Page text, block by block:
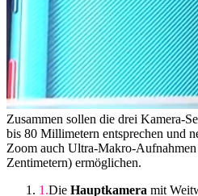
Zusammen sollen die drei Kamera-
bis 80 Millimetern entsprechen und
Zoom auch Ultra-Makro-
Zentimetern) ermöglichen.
Die Hauptkamera mit